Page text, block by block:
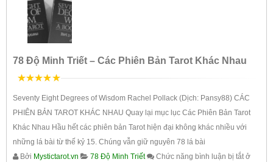
78 Độ Minh Triết – Các Phiên Bản Tarot Khác Nhau
Seventy Eight Degrees of Wisdom Rachel Pollack (Dịch: Pansy88) CÁC
PHIÊN BẢN TAROT KHÁC NHAU Quay lại mục lục Các Phiên Bản Tarot
Khác Nhau Hầu hết các phiên bản Tarot hiện đại không khác nhiều với
những lá bài từ thế kỷ 15. Chúng vẫn giữ nguyên 78 lá bài
Bởi Mystictarot.vn 78 Độ Minh Triết Chức năng bình luận bị tắtở